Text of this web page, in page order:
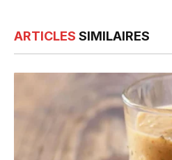
ARTICLES SIMILAIRES